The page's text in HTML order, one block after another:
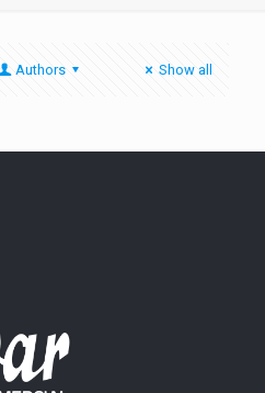
Authors Show all